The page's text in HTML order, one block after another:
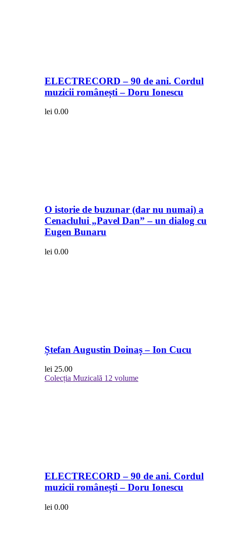
ELECTRECORD – 90 de ani. Cordul
muzicii românești – Doru Ionescu
lei 0.00
O istorie de buzunar (dar nu numai) a
Cenaclului „Pavel Dan” – un dialog cu
Eugen Bunaru
lei 0.00
Ștefan Augustin Doinaș – Ion Cucu
lei 25.00
Colecția Muzicală 12 volume
ELECTRECORD – 90 de ani. Cordul
muzicii românești – Doru Ionescu
lei 0.00